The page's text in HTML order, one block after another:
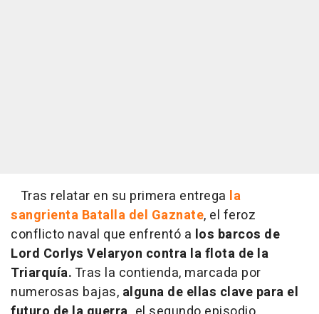
Tras relatar en su primera entrega la
sangrienta Batalla del Gaznate, el feroz
conflicto naval que enfrentó a los barcos de
Lord Corlys Velaryon contra la flota de la
Triarquía. Tras la contienda, marcada por
numerosas bajas, alguna de ellas clave para el